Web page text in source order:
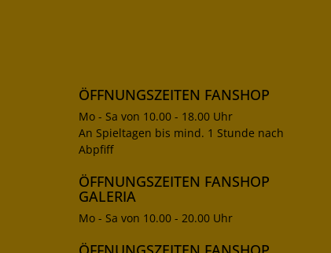
ÖFFNUNGSZEITEN FANSHOP
Mo - Sa von 10.00 - 18.00 Uhr
An Spieltagen bis mind. 1 Stunde nach
Abpfiff
ÖFFNUNGSZEITEN FANSHOP
GALERIA
Mo - Sa von 10.00 - 20.00 Uhr